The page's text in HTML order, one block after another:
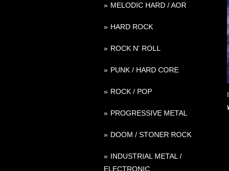
MELODIC HARD / AOR
HARD ROCK
ROCK N' ROLL
PUNK / HARD CORE
ROCK / POP
PROGRESSIVE METAL
DOOM / STONER ROCK
INDUSTRIAL METAL /
ELECTRONIC